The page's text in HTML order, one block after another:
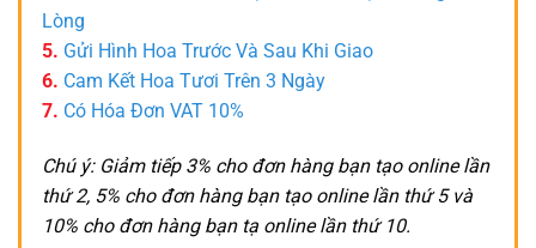
Lòng
5. Gửi Hình Hoa Trước Và Sau Khi Giao
6. Cam Kết Hoa Tươi Trên 3 Ngày
7. Có Hóa Đơn VAT 10%
Chú ý: Giảm tiếp 3% cho đơn hàng bạn tạo online lần
thứ 2, 5% cho đơn hàng bạn tạo online lần thứ 5 và
10% cho đơn hàng bạn tạ online lần thứ 10.